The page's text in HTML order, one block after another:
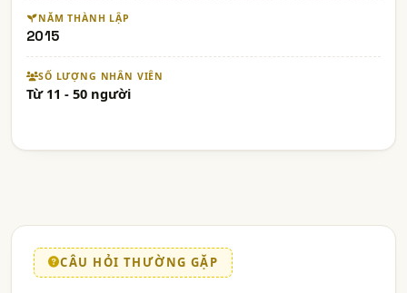
NĂM THÀNH LẬP
2015
SỐ LƯỢNG NHÂN VIÊN
Từ 11 - 50 người
CÂU HỎI THƯỜNG GẶP